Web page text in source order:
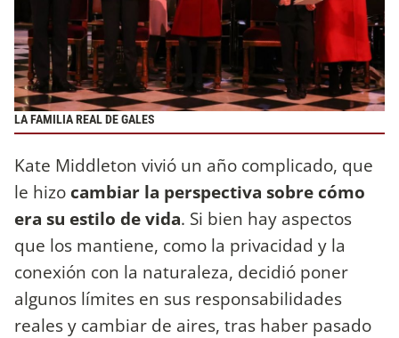
LA FAMILIA REAL DE GALES
Kate Middleton vivió un año complicado, que
le hizo cambiar la perspectiva sobre cómo
era su estilo de vida. Si bien hay aspectos
que los mantiene, como la privacidad y la
conexión con la naturaleza, decidió poner
algunos límites en sus responsabilidades
reales y cambiar de aires, tras haber pasado